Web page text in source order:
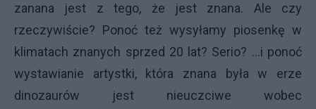
zanana jest z tego, że jest znana. Ale czy
rzeczywiście? Ponoć też wysyłamy piosenkę w
klimatach znanych sprzed 20 lat? Serio? ...i ponoć
wystawianie artystki, która znana była w erze
dinozaurów jest nieuczciwe wobec